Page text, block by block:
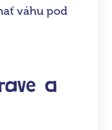
váhu pod
a